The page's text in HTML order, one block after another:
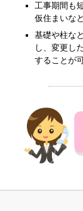
工事期間も
仮住まいな
基礎や柱な
し、変更し
することが